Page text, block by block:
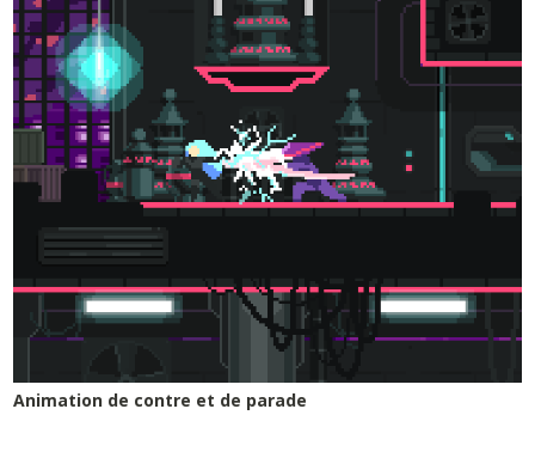
Animation de contre et de parade